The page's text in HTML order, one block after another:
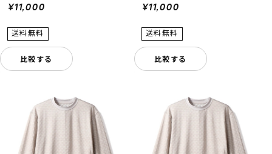
¥11,000
比較する
¥11,000
比較する